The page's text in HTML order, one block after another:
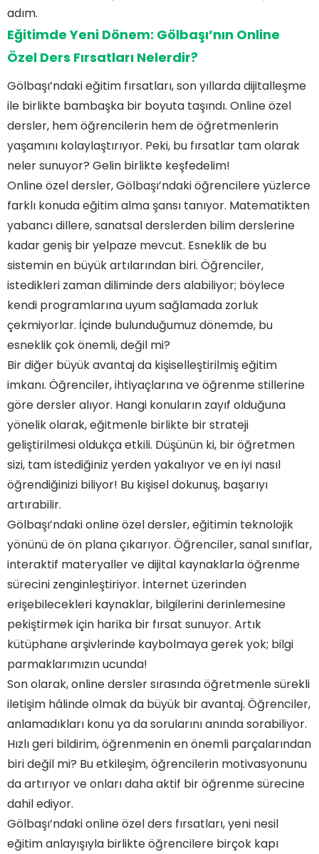
adım.
Eğitimde Yeni Dönem: Gölbaşı’nın Online
Özel Ders Fırsatları Nelerdir?
Gölbaşı’ndaki eğitim fırsatları, son yıllarda dijitalleşme
ile birlikte bambaşka bir boyuta taşındı. Online özel
dersler, hem öğrencilerin hem de öğretmenlerin
yaşamını kolaylaştırıyor. Peki, bu fırsatlar tam olarak
neler sunuyor? Gelin birlikte keşfedelim!
Online özel dersler, Gölbaşı’ndaki öğrencilere yüzlerce
farklı konuda eğitim alma şansı tanıyor. Matematikten
yabancı dillere, sanatsal derslerden bilim derslerine
kadar geniş bir yelpaze mevcut. Esneklik de bu
sistemin en büyük artılarından biri. Öğrenciler,
istedikleri zaman diliminde ders alabiliyor; böylece
kendi programlarına uyum sağlamada zorluk
çekmiyorlar. İçinde bulunduğumuz dönemde, bu
esneklik çok önemli, değil mi?
Bir diğer büyük avantaj da kişiselleştirilmiş eğitim
imkanı. Öğrenciler, ihtiyaçlarına ve öğrenme stillerine
göre dersler alıyor. Hangi konuların zayıf olduğuna
yönelik olarak, eğitmenle birlikte bir strateji
geliştirilmesi oldukça etkili. Düşünün ki, bir öğretmen
sizi, tam istediğiniz yerden yakalıyor ve en iyi nasıl
öğrendiğinizi biliyor! Bu kişisel dokunuş, başarıyı
artırabilir.
Gölbaşı’ndaki online özel dersler, eğitimin teknolojik
yönünü de ön plana çıkarıyor. Öğrenciler, sanal sınıflar,
interaktif materyaller ve dijital kaynaklarla öğrenme
sürecini zenginleştiriyor. İnternet üzerinden
erişebilecekleri kaynaklar, bilgilerini derinlemesine
pekiştirmek için harika bir fırsat sunuyor. Artık
kütüphane arşivlerinde kaybolmaya gerek yok; bilgi
parmaklarımızın ucunda!
Son olarak, online dersler sırasında öğretmenle sürekli
iletişim hâlinde olmak da büyük bir avantaj. Öğrenciler,
anlamadıkları konu ya da sorularını anında sorabiliyor.
Hızlı geri bildirim, öğrenmenin en önemli parçalarından
biri değil mi? Bu etkileşim, öğrencilerin motivasyonunu
da artırıyor ve onları daha aktif bir öğrenme sürecine
dahil ediyor.
Gölbaşı’ndaki online özel ders fırsatları, yeni nesil
eğitim anlayışıyla birlikte öğrencilere birçok kapı